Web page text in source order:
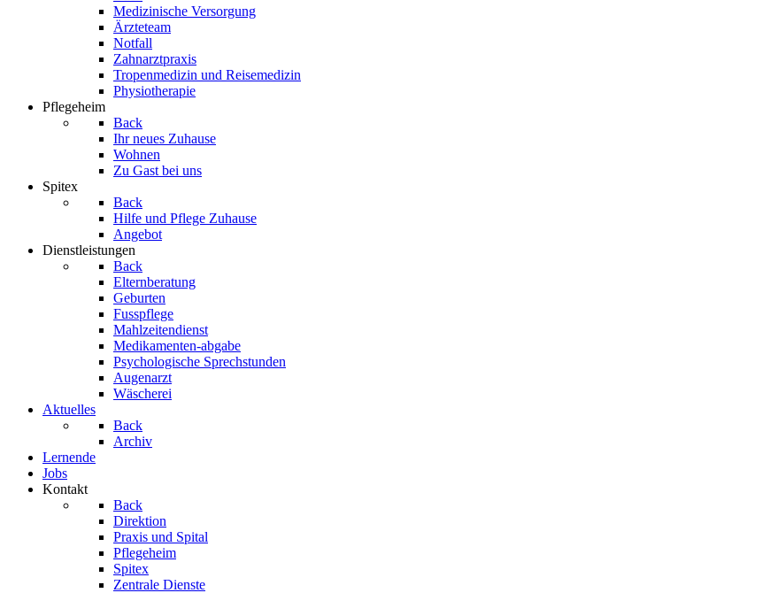
Medizinische Versorgung
Ärzteteam
Notfall
Zahnarztpraxis
Tropenmedizin und Reisemedizin
Physiotherapie
Pflegeheim
Back
Ihr neues Zuhause
Wohnen
Zu Gast bei uns
Spitex
Back
Hilfe und Pflege Zuhause
Angebot
Dienstleistungen
Back
Elternberatung
Geburten
Fusspflege
Mahlzeitendienst
Medikamenten-abgabe
Psychologische Sprechstunden
Augenarzt
Wäscherei
Aktuelles
Back
Archiv
Lernende
Jobs
Kontakt
Back
Direktion
Praxis und Spital
Pflegeheim
Spitex
Zentrale Dienste